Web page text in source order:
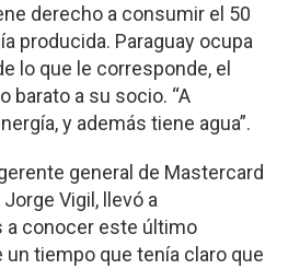
derecho a consumir el 50
producida. Paraguay ocupa
lo que le corresponde, el
barato a su socio. “A
y además tiene agua”.
general de Mastercard
Jorge Vigil, llevó a
conocer este último
un tiempo que tenía claro que